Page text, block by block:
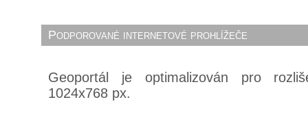
Podporované internetové prohlížeče
Geoportál je optimalizován pro
1024x768 px.